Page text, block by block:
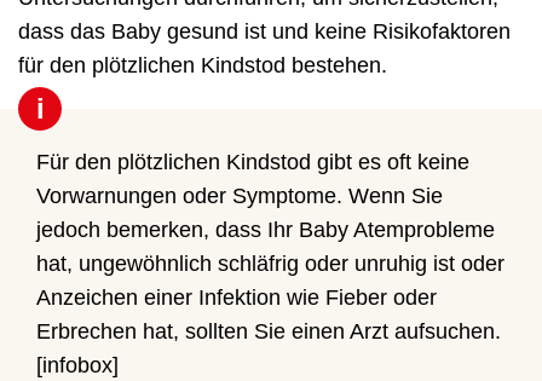
dass das Baby gesund ist und keine Risikofaktoren
für den plötzlichen Kindstod bestehen.
i
Für den plötzlichen Kindstod gibt es oft keine
Vorwarnungen oder Symptome. Wenn Sie
jedoch bemerken, dass Ihr Baby Atemprobleme
hat, ungewöhnlich schläfrig oder unruhig ist oder
Anzeichen einer Infektion wie Fieber oder
Erbrechen hat, sollten Sie einen Arzt aufsuchen.
[infobox]